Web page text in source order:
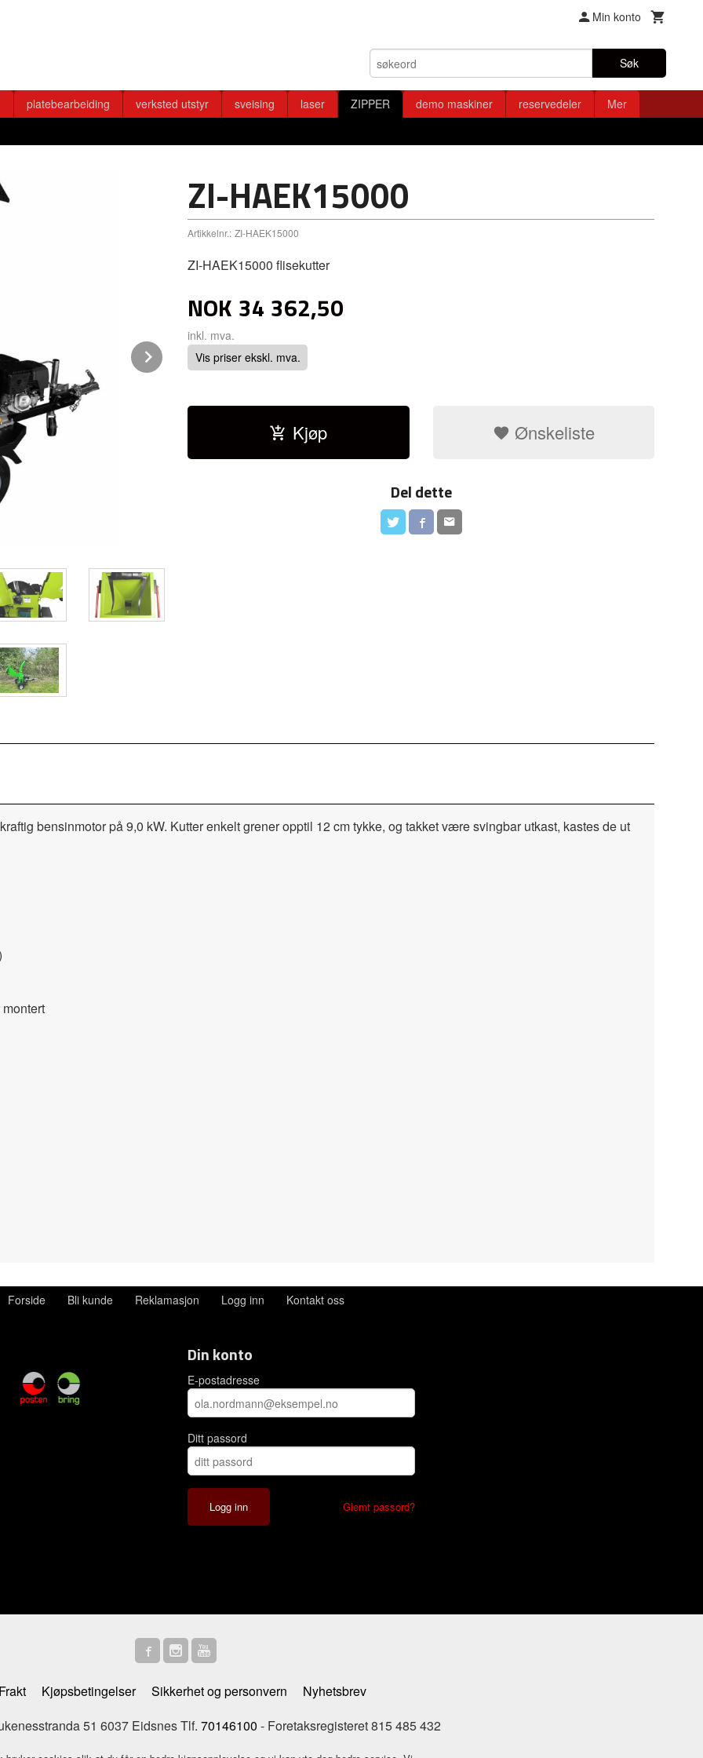
Min konto
Søk
platebearbeiding verksted utstyr sveising laser ZIPPER demo maskiner reservedeler Mer
Next
ZI-HAEK15000
Artikkelnr.: ZI-HAEK15000
ZI-HAEK15000 flisekutter
NOK 34 362,50
inkl. mva.
Vis priser ekskl. mva.
Kjøp Ønskeliste
Del dette
bensinmotor på 9,0 kW. Kutter enkelt grener opptil 12 cm tykke, og takket være svingbar utkast, kastes de ut
Forside Bli kunde Reklamasjon Logg inn Kontakt oss
Din konto
E-postadresse
Ditt passord
Glemt passord?
Kjøpsbetingelser Sikkerhet og personvern
Nyhetsbrev
51 6037 Eidsnes Tlf. 70146100 - Foretaksregisteret 815 485 432